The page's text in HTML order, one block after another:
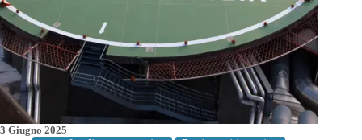
3 Giugno 2025